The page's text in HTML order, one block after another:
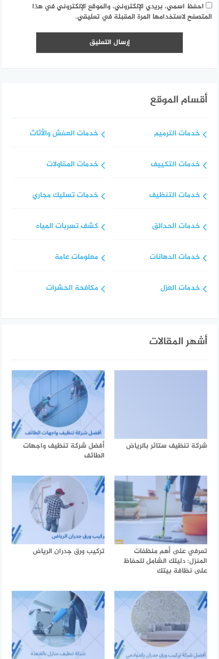
احفظ اسمي، بريدي الإلكتروني، والموقع الإلكتروني في هذا
المتصفح لاستخدامها المرة المقبلة في تعليقي.
أقسام الموقع
خدمات الترميم
خدمات التكييف
خدمات التنظيف
خدمات الحدائق
خدمات الدهانات
خدمات العزل
خدمات العفش والأثاث
خدمات المقاولات
خدمات تسليك مجاري
كشف تسربات المياه
معلومات عامة
مكافحة الحشرات
أشهر المقالات
شركة تنظيف ستائر بالرياض
أفضل شركة تنظيف واجهات
الطائف
تعرفي على أهم منظفات
المنزل: دليلك الشامل للحفاظ
على نظافة بيتك
تركيب ورق جدران الرياض